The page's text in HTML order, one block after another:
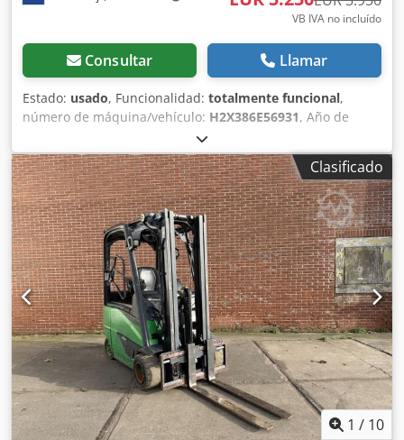
VB IVA no incluído
Consultar Llamar
Estado: usado, Funcionalidad: totalmente funcional,
número de máquina/vehículo: H2X386E56931, Año de
, horas de funcionamiento:
capacidad de carga:2.000 kg, altura de elevación:4.620
mm, tipo de combustible:eléctrico, altura de
construcción:2.120 mm, tipo de accionamiento:Elektro,
Carretilla elevadora eléctrica de 4 ruedas Número de
chasis: H2X386E56931 Centro de carga: 500 Estado: Lista
para el uso y totalmente funcional Estado técnico: bueno
Tipo de neumáticos delanteros: superelásticos Tipo de
neumáticos traseros: superelásticos Batería: 48V
Desplazador lateral, 3ª válvula, espejo interior, Cjdpfxjytza
Dj Abtjrf
Clasificado
1 / 10